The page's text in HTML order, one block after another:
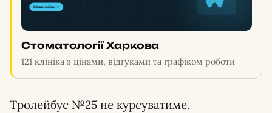
Стоматології Харкова
121 клініка з цінами, відгуками та графіком роботи
Тролейбус №25 не курсуватиме.